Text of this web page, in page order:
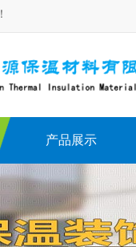
产品展示